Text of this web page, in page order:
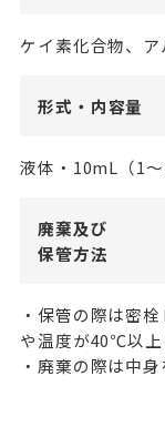
ケイ素化合物、
形式・内容量
液体・10mL（1～
廃棄及び
保管方法
・保管の際は密
や温度が40℃以上
・廃棄の際は中